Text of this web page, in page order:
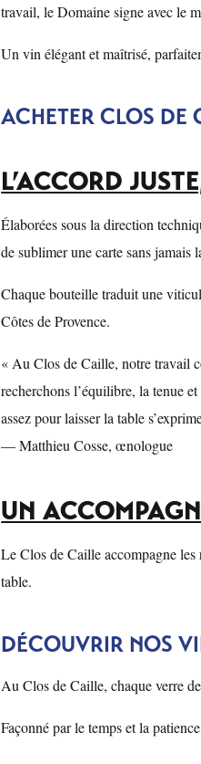
travail, le Domaine signe avec le
Un vin élégant et maîtrisé,
ACHETER CLOS DE
L’ACCORD
Élaborées sous la direction
de sublimer une carte sans jamais
Chaque bouteille traduit une
Côtes de Provence.
« Au Clos de Caille, notre travail
recherchons l’équilibre, la tenue
assez pour laisser la table
— Matthieu Cosse, œnologue
UN
Le Clos de Caille accompagne les
table.
DÉCOUVRIR NOS
Au Clos de Caille, chaque verre
Façonné par le temps et la